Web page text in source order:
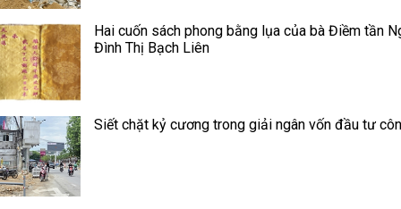
Hai cuốn sách phong bằng lụa của bà Điềm tần
Đình Thị Bạch Liên
Siết chặt kỷ cương trong giải ngân vốn đầu tư